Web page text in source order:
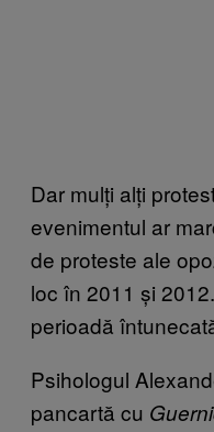
Dar mulți alți
evenimentul ar
de proteste ale
loc în 2011 și
perioadă
Psihologul
pancartă cu